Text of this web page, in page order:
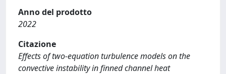
Anno del prodotto
2022
Citazione
Effects of two-equation turbulence models on the
convective instability in finned channel heat